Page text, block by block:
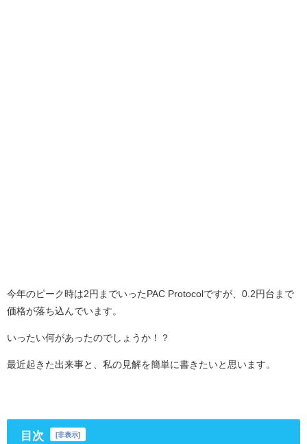
今年のピーク時は2円までいったPAC Protocolですが、0.2円台まで
価格が落ち込んでいます。
いったい何があったのでしょうか！？
最近起きた出来事と、私の見解を簡単に書きたいと思います。
目次 [非表示]